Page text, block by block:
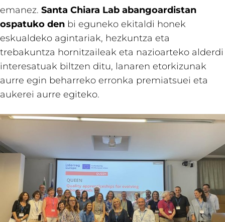
emanez. Santa Chiara Lab abangoardistan
ospatuko den bi eguneko ekitaldi honek
eskualdeko agintariak, hezkuntza eta
trebakuntza hornitzaileak eta nazioarteko alderdi
interesatuak biltzen ditu, lanaren etorkizunak
aurre egin beharreko erronka premiatsuei eta
aukerei aurre egiteko.